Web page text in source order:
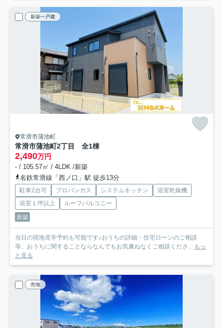
新築一戸建
常滑市蒲池町
常滑市蒲池町2丁目 全1棟
2,490万円
- / 105.57㎡ / 4LDK /新築
名鉄常滑線「西ノ口」駅 徒歩13分
駐車2台可 プロパンガス システムキッチン
浴室乾燥機
浴室１坪以上
ルーフバルコニー
新築
当日の現地見学予約も可能です♪おうちの詳細・住宅ローンのご相談
等、おうちに関することならなんでもお気兼ねなくご相談くださ... もっ
と見る
売地